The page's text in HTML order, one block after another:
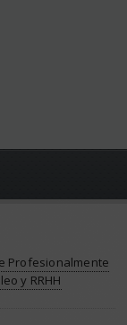
Profesionalmente
y RRHH